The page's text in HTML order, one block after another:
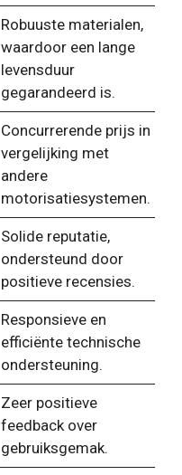
Robuuste materialen,
waardoor een lange
levensduur
gegarandeerd is.
Concurrerende prijs in
vergelijking met
andere
motorisatiesystemen.
Solide reputatie,
ondersteund door
positieve recensies.
Responsieve en
efficiënte technische
ondersteuning.
Zeer positieve
feedback over
gebruiksgemak.